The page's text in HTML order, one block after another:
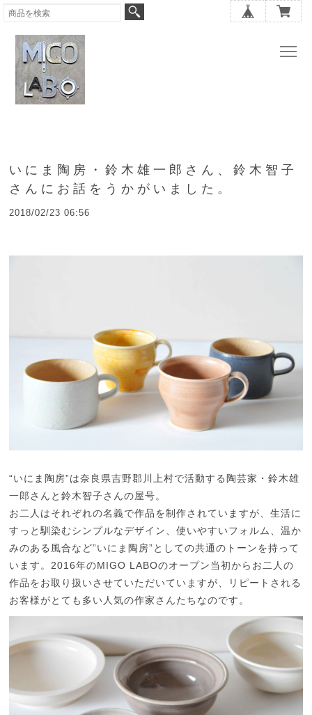
いにま陶房・鈴木雄一郎さん、鈴木智子
さんにお話をうかがいました。
2018/02/23 06:56
“いにま陶房”は奈良県吉野郡川上村で活動する陶芸家・鈴木雄
一郎さんと鈴木智子さんの屋号。
お二人はそれぞれの名義で作品を制作されていますが、生活に
すっと馴染むシンプルなデザイン、使いやすいフォルム、温か
みのある風合など”いにま陶房”としての共通のトーンを持って
います。2016年のMIGO LABOのオープン当初からお二人の
作品をお取り扱いさせていただいていますが、リピートされる
お客様がとても多い人気の作家さんたちなのです。